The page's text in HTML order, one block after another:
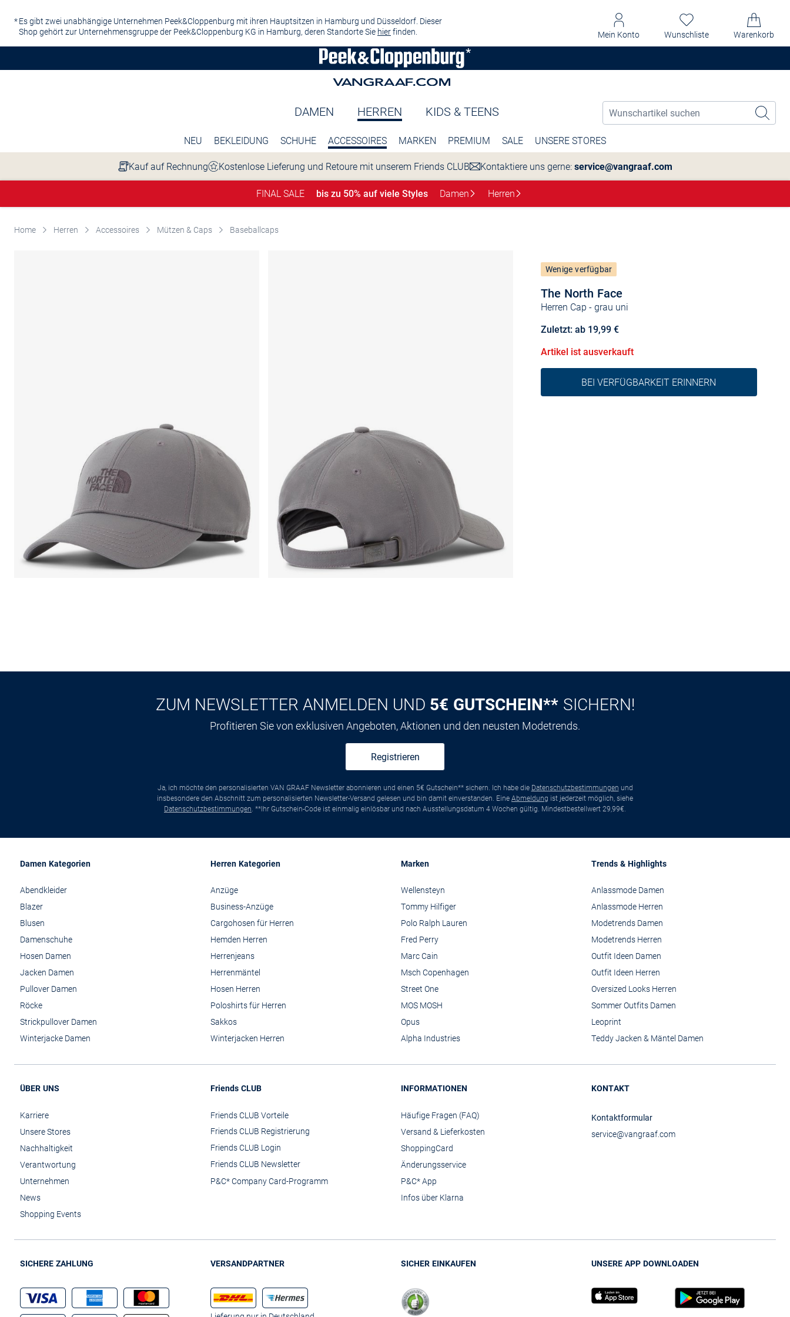
Es gibt zwei unabhängige Unternehmen Peek&Cloppenburg mit ihren Hauptsitzen in Hamburg und Düsseldorf. Dieser
Shop gehört zur Unternehmensgruppe der Peek&Cloppenburg KG in Hamburg, deren Standorte Sie hierfinden. Mein Konto Wunschliste Warenkorb
DAMEN HERREN KIDS & TEENS
NEU BEKLEIDUNG SCHUHE ACCESSOIRES MARKEN PREMIUM SALE UNSERE STORES
Kauf auf Rechnung Kostenlose Lieferung und Retoure mit unserem Friends CLUB Kontaktiere uns gerne: service@vangraaf.com
FINAL SALE bis zu 50% auf viele Styles Damen Herren
Home Herren Accessoires Mützen & Caps Baseballcaps
The North Face
Herren Cap - grau uni
Wenige verfügbar
Zuletzt: ab 19,99 €
Artikel ist ausverkauft
BEI VERFÜGBARKEIT ERINNERN
ZUM NEWSLETTER ANMELDEN UND 5€ GUTSCHEIN** SICHERN!
Profitieren Sie von exklusiven Angeboten, Aktionen und den neusten Modetrends.
Registrieren
Ja, ich möchte den personalisierten VAN GRAAF Newsletter abonnieren und einen 5€ Gutschein** sichern. Ich habe die Datenschutzbestimmungen und
insbesondere den Abschnitt zum personalisierten Newsletter-Versand gelesen und bin damit einverstanden. Eine Abmeldung ist jederzeit möglich, siehe
Datenschutzbestimmungen. **Ihr Gutschein-Code ist einmalig einlösbar und nach Ausstellungsdatum 4 Wochen gültig. Mindestbestellwert 29,99€.
Damen Kategorien
Abendkleider
Blazer
Blusen
Damenschuhe
Hosen Damen
Jacken Damen
Pullover Damen
Röcke
Strickpullover Damen
Winterjacke Damen
Herren Kategorien
Anzüge
Business-Anzüge
Cargohosen für Herren
Hemden Herren
Herrenjeans
Herrenmäntel
Hosen Herren
Poloshirts für Herren
Sakkos
Winterjacken Herren
Marken
Wellensteyn
Tommy Hilfiger
Polo Ralph Lauren
Fred Perry
Marc Cain
Msch Copenhagen
Street One
MOS MOSH
Opus
Alpha Industries
Trends & Highlights
Anlassmode Damen
Anlassmode Herren
Modetrends Damen
Modetrends Herren
Outfit Ideen Damen
Outfit Ideen Herren
Oversized Looks Herren
Sommer Outfits Damen
Leoprint
Teddy Jacken & Mäntel Damen
ÜBER UNS
Karriere
Unsere Stores
Nachhaltigkeit
Verantwortung
Unternehmen
News
Shopping Events
Friends CLUB
Friends CLUB Vorteile
Friends CLUB Registrierung
Friends CLUB Login
Friends CLUB Newsletter
P&C* Company Card-Programm
INFORMATIONEN
Häufige Fragen (FAQ)
Versand & Lieferkosten
ShoppingCard
Änderungsservice
P&C* App
Infos über Klarna
KONTAKT
Kontaktformular
service@vangraaf.com
SICHERE ZAHLUNG VERSANDPARTNER SICHER EINKAUFEN UNSERE APP DOWNLOADEN